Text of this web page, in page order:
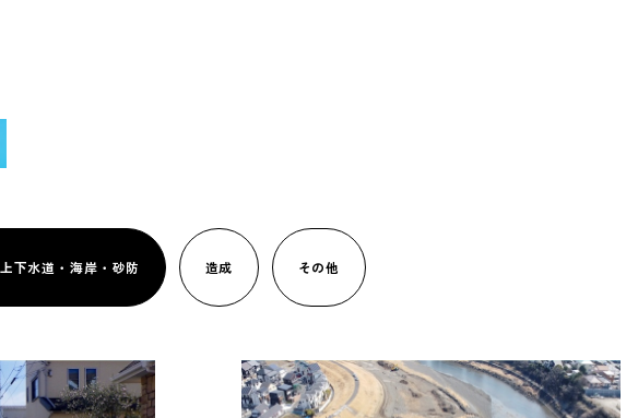
下水道・海岸・砂防 造成 その他